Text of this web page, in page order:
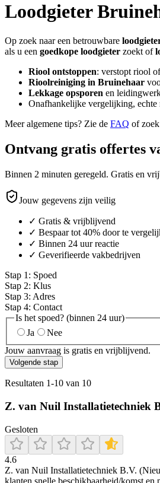
Loodgieter
Op zoek naar een betrouwbare
als u een goedkope loodgieter zoekt of
Riool ontstoppen: verstopt riool
Rioolreiniging in Bruinehaar
Lekkage opsporen en
Onafhankelijke vergelijking,
Meer algemene tips? Zie de FAQ of
Ontvang gratis offertes
Binnen 2 minuten geregeld. Gratis en
Jouw gegevens zijn veilig
✓ Gratis & vrijblijvend
✓ Bespaar tot 40% door te
✓ Binnen 24 uur reactie
✓ Geverifieerde vakbedrijven
Stap 1 : Spoed
Stap 2: Klus
Stap 3: Adres
Stap 4: Contact
Is het spoed? (binnen 24 uur)
Ja
Nee
Jouw aanvraag is gratis en vrijblijvend.
Volgende stap
Resultaten 1-10 van 10
Z. van Nuil Installatietechniek
Gesloten
4.6
Z. van Nuil Installatietechniek B.V.
klanten snelle beschikbaarheid/komst